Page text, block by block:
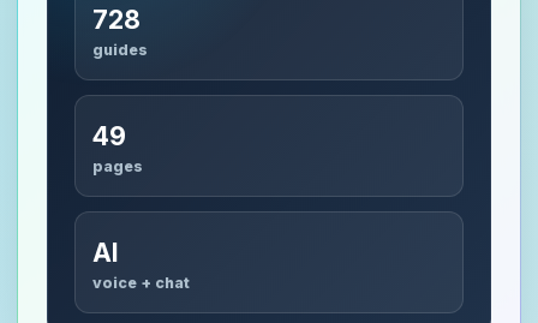
728
guides
49
pages
AI
voice + chat